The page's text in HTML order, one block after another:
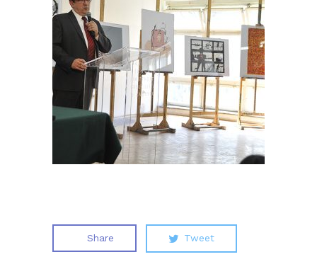
Share Tweet